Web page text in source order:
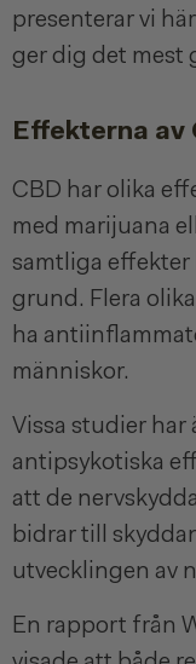
presenterar vi
ger dig det mest
Effekterna av
CBD har olika
med marijuana
samtliga
grund. Flera
ha
människor.
Vissa studier
antipsykotiska
att de
bidrar till
utvecklingen av
En rapport från